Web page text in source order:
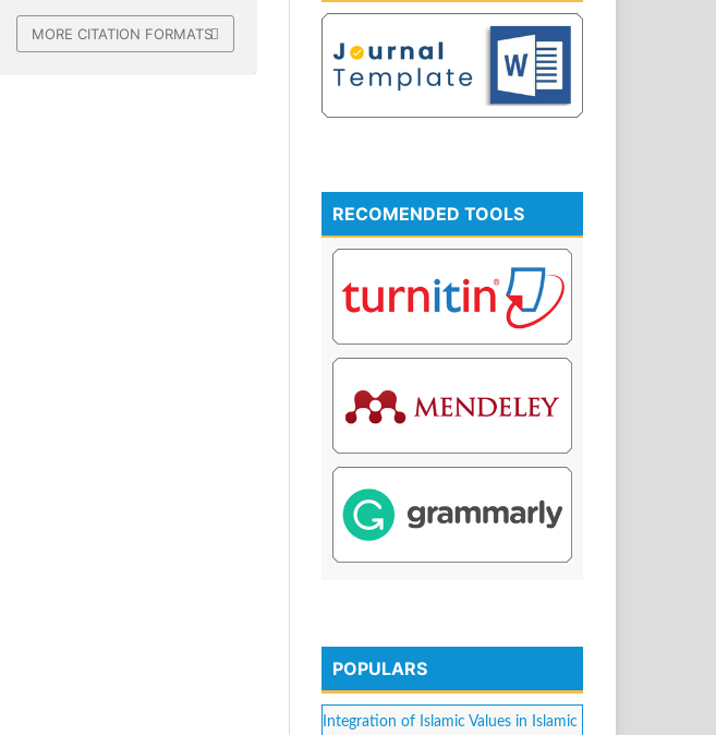
MORE CITATION FORMATS
RECOMENDED TOOLS
POPULARS
Integration of Islamic Values in Islamic